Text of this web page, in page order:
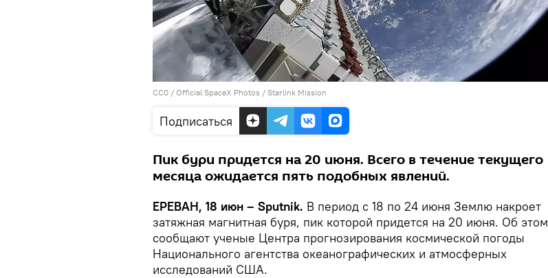
CC0 / Official SpaceX Photos / Starlink Mission
Подписаться
Пик бури придется на 20 июня. Всего в течение текущего
месяца ожидается пять подобных явлений.
ЕРЕВАН, 18 июн – Sputnik. В период с 18 по 24 июня Землю накроет
затяжная магнитная буря, пик которой придется на 20 июня. Об этом
сообщают ученые Центра прогнозирования космической погоды
Национального агентства океанографических и атмосферных
исследований США.